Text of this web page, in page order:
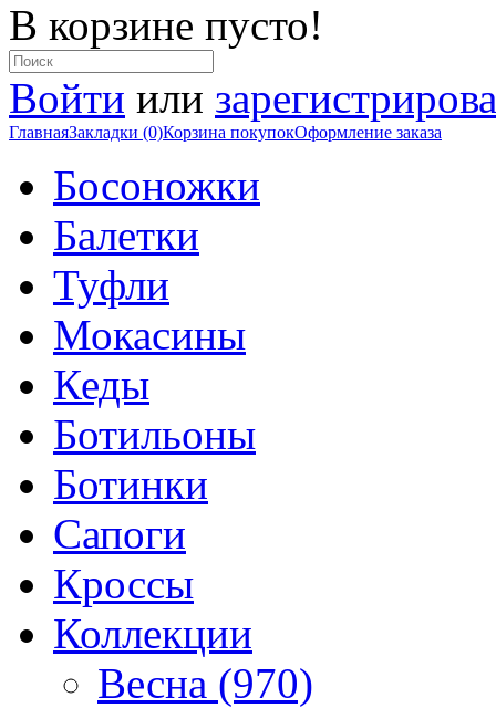
В корзине пусто!
Войти или
ГлавнаяЗакладки (0)Корзина покупокОформление заказа
Босоножки
Балетки
Туфли
Мокасины
Кеды
Ботильоны
Ботинки
Сапоги
Кроссы
Коллекции
Весна (970)